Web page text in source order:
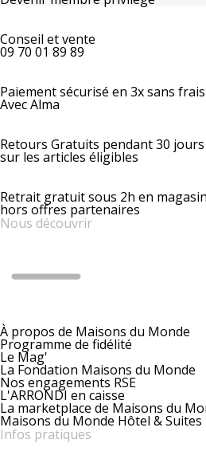
Conseil et vente
09 70 01 89 89
Paiement sécurisé en 3x sans frais
Avec Alma
Retours Gratuits pendant 30
sur les articles éligibles
Retrait gratuit sous 2h en magasin
hors offres partenaires
Nous découvrir
À propos de Maisons du Monde
Programme de fidélité
Le Mag'
La Fondation Maisons du Monde
Nos engagements RSE
L'ARRONDI en caisse
La marketplace de Maisons du
Maisons du Monde Hôtel & Suites
Infos pratiques